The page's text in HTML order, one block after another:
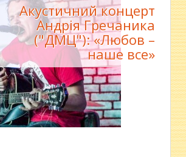
Акустичний концерт
Андрія Гречаника
("ДМЦ"): «Любов –
наше все»